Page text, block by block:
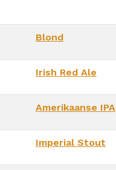
Blond
Irish Red Ale
Amerikaanse IPA
Imperial Stout